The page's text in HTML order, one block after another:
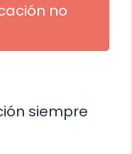
no
siempre